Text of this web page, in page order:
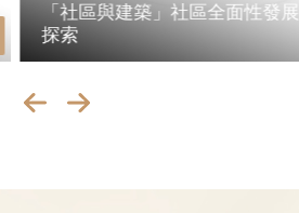
「社區與建築」社區全面性發展
探索